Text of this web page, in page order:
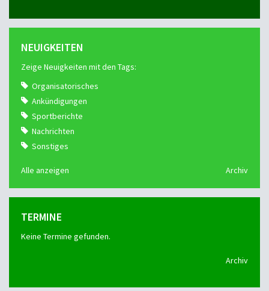
NEUIGKEITEN
Zeige Neuigkeiten mit den Tags:
Organisatorisches
Ankündigungen
Sportberichte
Nachrichten
Sonstiges
Alle anzeigen Archiv
TERMINE
Keine Termine gefunden.
Archiv